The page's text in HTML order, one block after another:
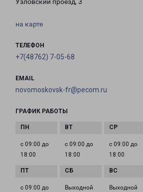
Узловский проезд, 3
на карте
ТЕЛЕФОН
+7(48762) 7-05-68
EMAIL
novomoskovsk-fr@pecom.ru
ГРАФИК РАБОТЫ
с 09:00 до
18:00
с 09:00 до
18:00
с 09:00 до
18:00
с 09:00 до
Выходной Выходной